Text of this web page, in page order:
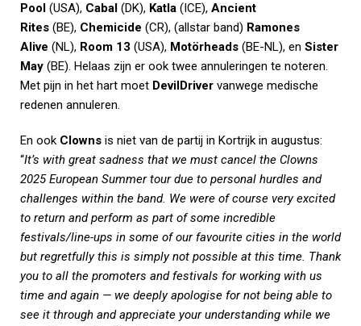
Pool (USA), Cabal (DK), Katla (ICE), Ancient
Rites (BE), Chemicide (CR), (allstar band) Ramones
Alive (NL), Room 13 (USA), Motörheads (BE-NL), en Sister
May (BE). Helaas zijn er ook twee annuleringen te noteren.
Met pijn in het hart moet DevilDriver vanwege medische
redenen annuleren.
En ook Clowns is niet van de partij in Kortrijk in augustus:
“It’s with great sadness that we must cancel the Clowns
2025 European Summer tour due to personal hurdles and
challenges within the band. We were of course very excited
to return and perform as part of some incredible
festivals/line-ups in some of our favourite cities in the world
but regretfully this is simply not possible at this time. Thank
you to all the promoters and festivals for working with us
time and again — we deeply apologise for not being able to
see it through and appreciate your understanding while we